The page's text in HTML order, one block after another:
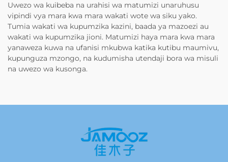
Uwezo wa kuibeba na urahisi wa matumizi unaruhusu
vipindi vya mara kwa mara wakati wote wa siku yako.
Tumia wakati wa kupumzika kazini, baada ya mazoezi au
wakati wa kupumzika jioni. Matumizi haya mara kwa mara
yanaweza kuwa na ufanisi mkubwa katika kutibu maumivu,
kupunguza mzongo, na kudumisha utendaji bora wa misuli
na uwezo wa kusonga.